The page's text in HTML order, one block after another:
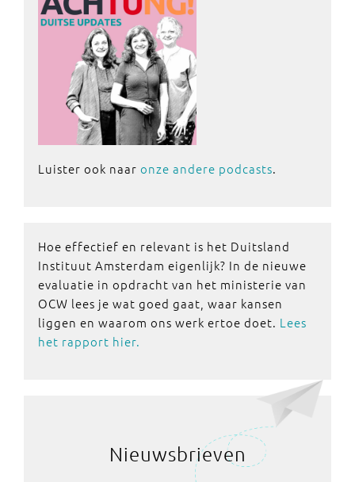
Luister ook naar onze andere podcasts.
Hoe effectief en relevant is het Duitsland
Instituut Amsterdam eigenlijk? In de nieuwe
evaluatie in opdracht van het ministerie van
OCW lees je wat goed gaat, waar kansen
liggen en waarom ons werk ertoe doet. Lees
het rapport hier.
Nieuwsbrieven